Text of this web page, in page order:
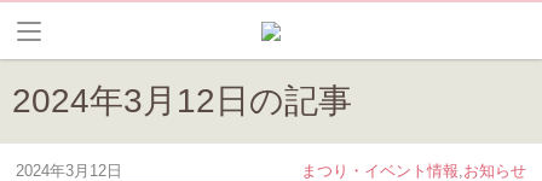
2024年3月12日の記事
まつり・イベント情報,お知らせ
2024年3月12日